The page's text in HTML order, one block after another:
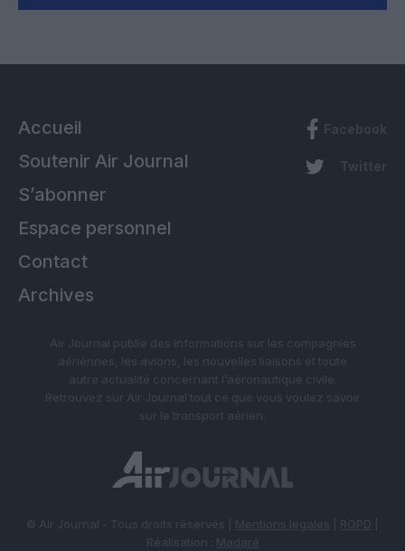
Accueil
Soutenir Air Journal
S’abonner
Espace personnel
Contact
Archives